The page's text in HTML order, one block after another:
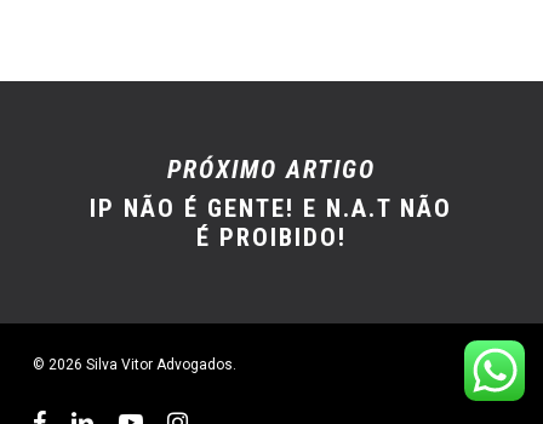
PRÓXIMO ARTIGO
IP NÃO É GENTE! E N.A.T NÃO
É PROIBIDO!
© 2026 Silva Vitor Advogados.
facebooklinkedinyoutubeinstagram